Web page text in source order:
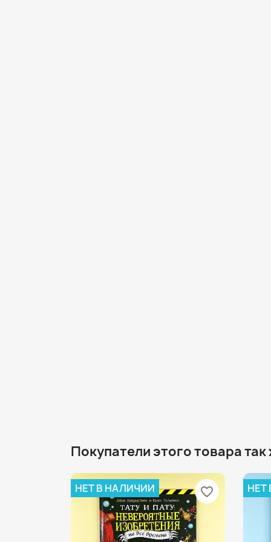
Покупатели этого товара
НЕТ В НАЛИЧИИ favorite_border НЕТ